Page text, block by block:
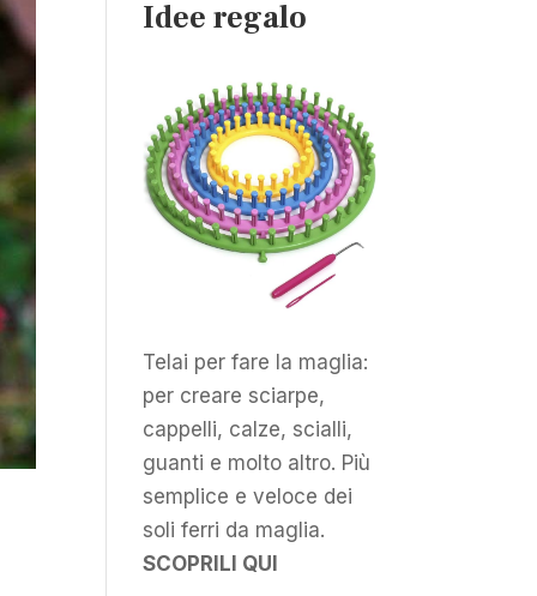
Idee regalo
Telai per fare la maglia:
per creare sciarpe,
cappelli, calze, scialli,
guanti e molto altro. Più
semplice e veloce dei
soli ferri da maglia.
SCOPRILI QUI